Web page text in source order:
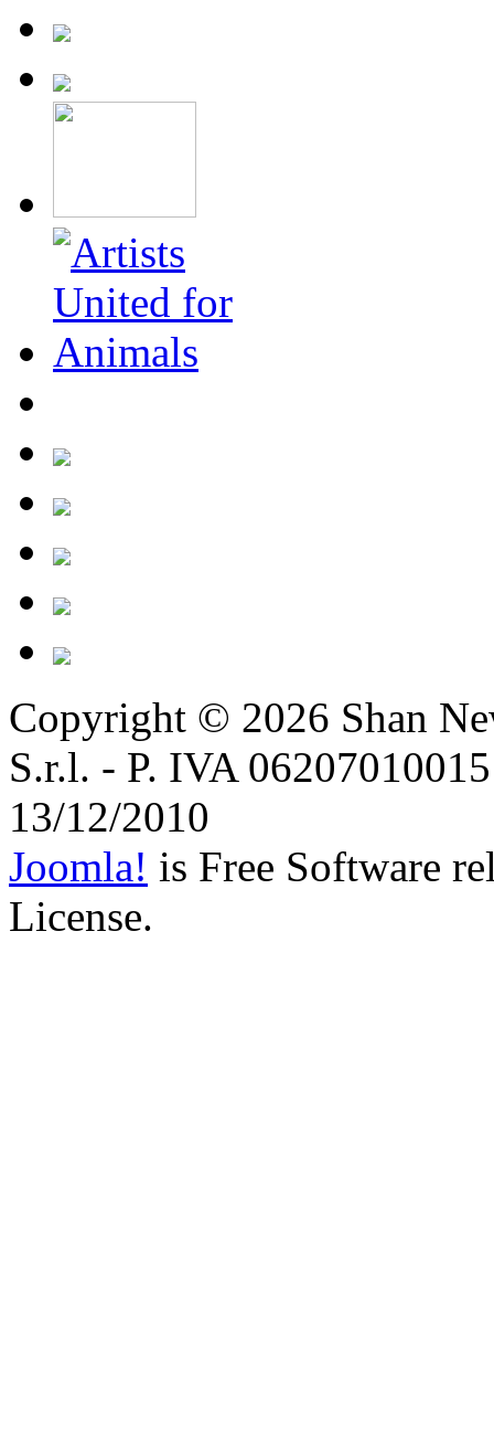
Copyright © 2026 Shan
S.r.l. - P. IVA
13/12/2010
Joomla! is Free Software
License.